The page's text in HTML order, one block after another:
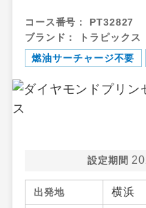
コース番号：
PT32827
ブランド：
トラピックス
燃油サーチャージ不要
設定期間
出発地 横浜